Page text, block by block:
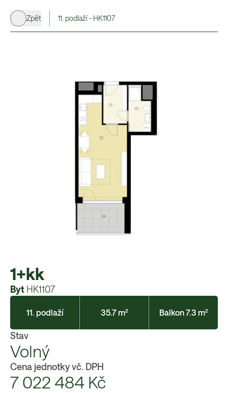
Zpět 11. podlaží - HK1107
1+kk
Byt HK1107
11. podlaží 35.7 m² Balkon 7.3 m²
Stav
Volný
Cena jednotky vč. DPH
7 022 484 Kč